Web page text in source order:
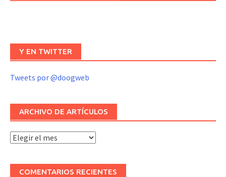
Y EN TWITTER
Tweets por @doogweb
ARCHIVO DE ARTÍCULOS
Archivo
artículos
COMENTARIOS RECIENTES